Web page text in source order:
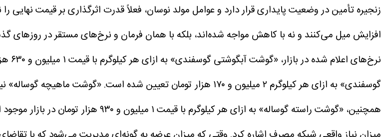
زنجیره تأمین در وضعیت پایداری قرار دارد و عوامل مولد نوسان، فعلاً قدرت اثرگذاری بر قیمت نهایی را
افزایش میل می‌کنند و نه با کاهش مواجه شده‌اند، بلکه با همان فرمان و نرخ‌های مستقر در روزهای
نرخ‌های اعلام شده در بازار، «گوشت آبگوشتی گوسفندی» به ازای هر کیلوگرم با قیمت ۱ میلیون و ۶۳۰ هزار تومان عرضه می‌شود.
گوسفندی» به ازای هر کیلوگرم ۲ میلیون و ۱۷۰ هزار تومان تعیین شده است.
همچنین، «گوشت راسته گوساله» به ازای هر کیلوگرم با قیمت ۱ میلیون و ۹۳۰ هزار تومان در بازار موجود است.